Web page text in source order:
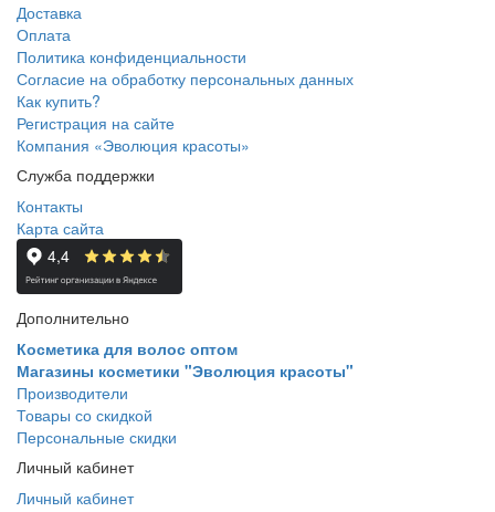
Доставка
Оплата
Политика конфиденциальности
Согласие на обработку персональных данных
Как купить?
Регистрация на сайте
Компания «Эволюция красоты»
Служба поддержки
Контакты
Карта сайта
Дополнительно
Косметика для волос оптом
Магазины косметики "Эволюция красоты"
Производители
Товары со скидкой
Персональные скидки
Личный кабинет
Личный кабинет